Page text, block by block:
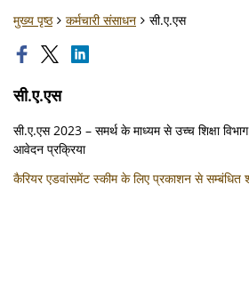
मुख्य पृष्ठ कर्मचारी संसाधन सी.ए.एस
सी.ए.एस
सी.ए.एस 2023 – समर्थ के माध्यम से उच्च शिक्षा
आवेदन प्रक्रिया
कैरियर एडवांसमेंट स्कीम के लिए प्रकाशन से सम्बंधित